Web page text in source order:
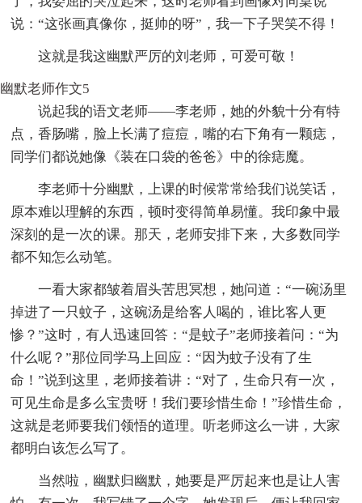
说：“这张画真像你，挺帅的呀”，我一下子哭笑不得！
这就是我这幽默严厉的刘老师，可爱可敬！
幽默老师作文5
说起我的语文老师——李老师，她的外貌十分有特
点，香肠嘴，脸上长满了痘痘，嘴的右下角有一颗痣，
同学们都说她像《装在口袋的爸爸》中的徐痣魔。
李老师十分幽默，上课的时候常常给我们说笑话，
原本难以理解的东西，顿时变得简单易懂。我印象中最
深刻的是一次的课。那天，老师安排下来，大多数同学
都不知怎么动笔。
一看大家都皱着眉头苦思冥想，她问道：“一碗汤里
掉进了一只蚊子，这碗汤是给客人喝的，谁比客人更
惨？”这时，有人迅速回答：“是蚊子”老师接着问：“为
什么呢？”那位同学马上回应：“因为蚊子没有了生
命！”说到这里，老师接着讲：“对了，生命只有一次，
可见生命是多么宝贵呀！我们要珍惜生命！”珍惜生命，
这就是老师要我们领悟的道理。听老师这么一讲，大家
都明白该怎么写了。
当然啦，幽默归幽默，她要是严厉起来也是让人害